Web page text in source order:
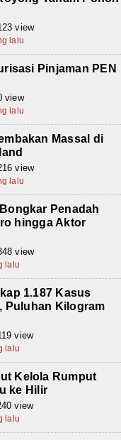
view
lalu
Pinjaman PEN
view
lalu
Massal di
view
lalu
Penadah
hingga Aktor
view
lalu
1.187 Kasus
Puluhan Kilogram
view
lalu
Kelola Rumput
ke Hilir
view
lalu